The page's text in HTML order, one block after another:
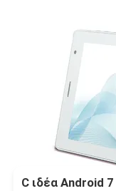
C ιδέα Android